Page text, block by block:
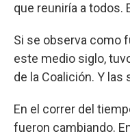
que reuniría a todos.
Si se observa como
este medio siglo,
de la Coalición. Y las
En el correr del
fueron cambiando.